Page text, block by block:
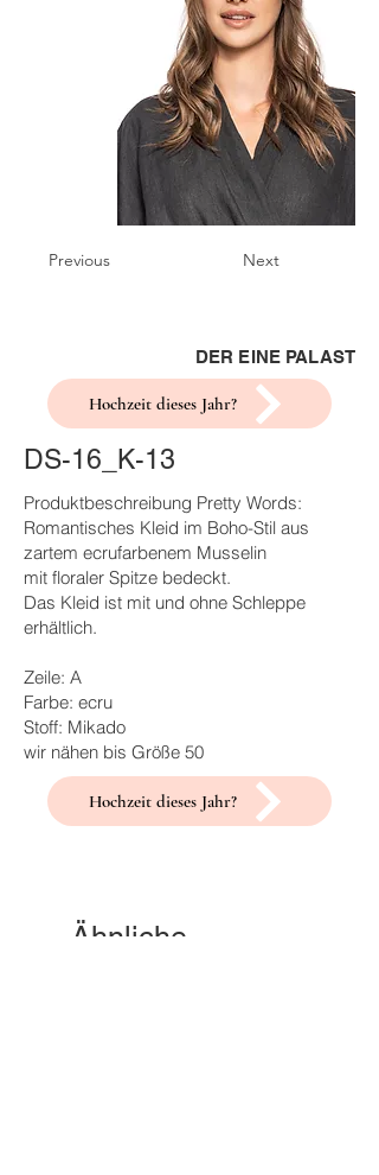
Previous Next
DER EINE PALAST
Hochzeit dieses Jahr?
DS-16_K-13
Produktbeschreibung Pretty Words:
Romantisches Kleid im Boho-Stil aus
zartem ecrufarbenem Musselin
mit floraler Spitze bedeckt.
Das Kleid ist mit und ohne Schleppe
erhältlich.
Zeile: A
Farbe: ecru
Stoff: Mikado
wir nähen bis Größe 50
Hochzeit dieses Jahr?
Ähnliche